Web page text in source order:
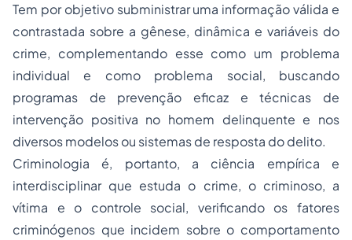
Tem por objetivo subministrar uma informação válida e
contrastada sobre a gênese, dinâmica e variáveis do
crime, complementando esse como um problema
individual e como problema social, buscando
programas de prevenção eficaz e técnicas de
intervenção positiva no homem delinquente e nos
diversos modelos ou sistemas de resposta do delito.
Criminologia é, portanto, a ciência empírica e
interdisciplinar que estuda o crime, o criminoso, a
vítima e o controle social, verificando os fatores
criminógenos que incidem sobre o comportamento